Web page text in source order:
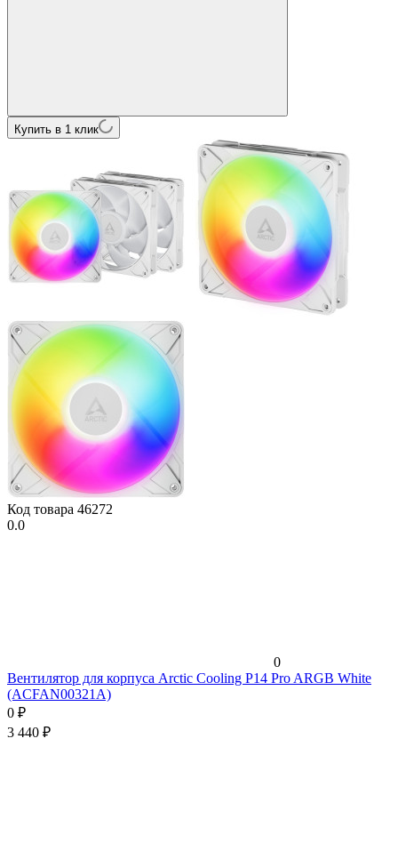
Купить в 1 клик
Код товара 46272
0.0
0
Вентилятор для корпуса Arctic Cooling P14 Pro ARGB White
(ACFAN00321A)
0 ₽
3 440 ₽